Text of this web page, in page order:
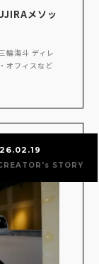
メソッ
輪海斗 ディレ
オフィスなど
STORY